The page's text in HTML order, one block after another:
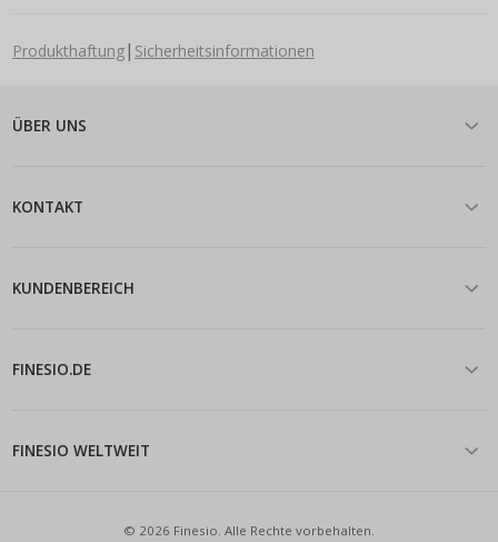
Produkthaftung| Sicherheitsinformationen
ÜBER UNS
KONTAKT
KUNDENBEREICH
FINESIO.DE
FINESIO WELTWEIT
© 2026 Finesio. Alle Rechte vorbehalten.